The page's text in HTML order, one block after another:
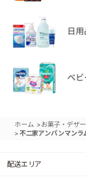
ホーム >お菓子・デザ
> 不二家アンパンマンラ
配送エリア